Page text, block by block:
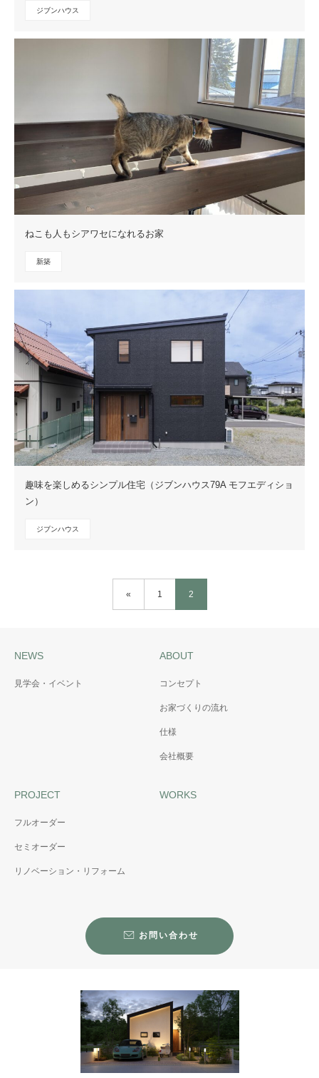
ジブンハウス
ねこも人もシアワセになれるお家
新築
趣味を楽しめるシンプル住宅（ジブンハウス79A モフエディショ
ン）
ジブンハウス
« 1 2
NEWS
見学会・イベント
ABOUT
コンセプト
お家づくりの流れ
仕様
会社概要
PROJECT
フルオーダー
セミオーダー
リノベーション・リフォーム
WORKS
お問い合わせ